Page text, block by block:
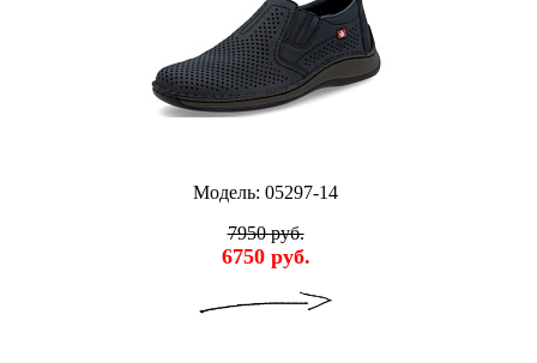
Модель: 05297-14
7950 руб.
6750 руб.